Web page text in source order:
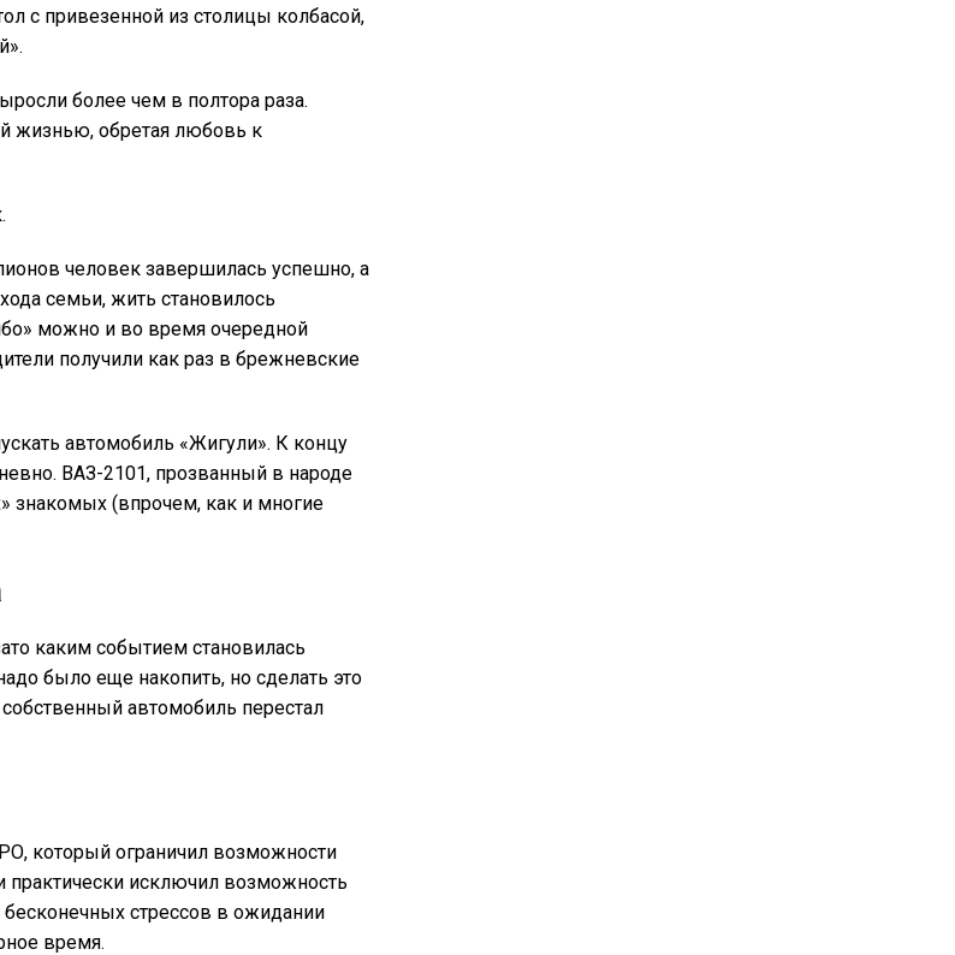
с привезенной из столицы колбасой,
более чем в полтора раза.
жизнью, обретая любовь к
человек завершилась успешно, а
семьи, жить становилось
можно и во время очередной
получили как раз в брежневские
автомобиль «Жигули». К концу
ВАЗ-2101, прозванный в народе
знакомых (впрочем, как и многие
каким событием становилась
было еще накопить, но сделать это
автомобиль перестал
который ограничил возможности
практически исключил возможность
бесконечных стрессов в ожидании
время.